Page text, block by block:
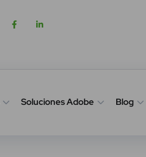
Soluciones Adobe Blog